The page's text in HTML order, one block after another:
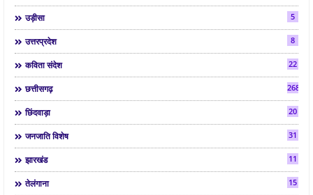
उड़ीसा 5
उत्तरप्रदेश 8
कविता संदेश 22
छत्तीसगढ़ 268
छिंदवाड़ा 20
जनजाति विशेष 31
झारखंड 11
तेलंगाना 15